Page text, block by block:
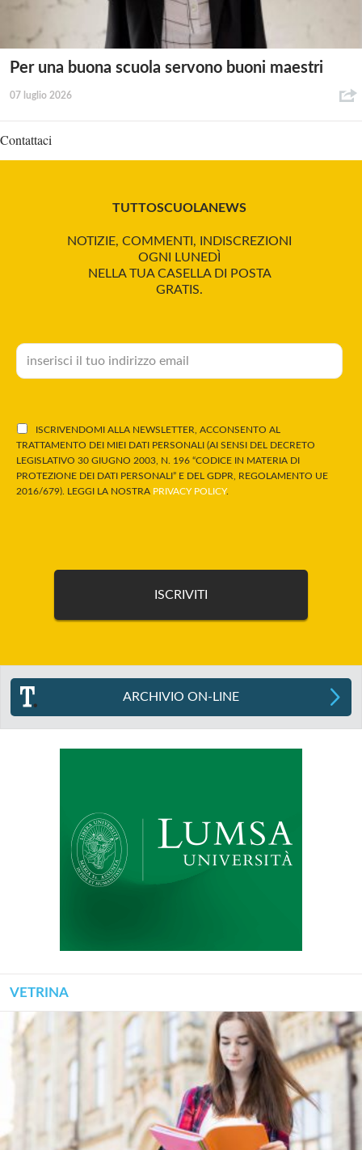
Per una buona scuola servono buoni maestri
07 luglio 2026
Contattaci
TUTTOSCUOLANEWS
NOTIZIE, COMMENTI, INDISCREZIONI
OGNI LUNEDÌ
NELLA TUA CASELLA DI POSTA
GRATIS.
ISCRIVENDOMI ALLA NEWSLETTER, ACCONSENTO AL
TRATTAMENTO DEI MIEI DATI PERSONALI (AI SENSI DEL DECRETO
LEGISLATIVO 30 GIUGNO 2003, N. 196 “CODICE IN MATERIA DI
PROTEZIONE DEI DATI PERSONALI” E DEL GDPR, REGOLAMENTO UE
2016/679). LEGGI LA NOSTRA PRIVACY POLICY.
ARCHIVIO ON-LINE
VETRINA